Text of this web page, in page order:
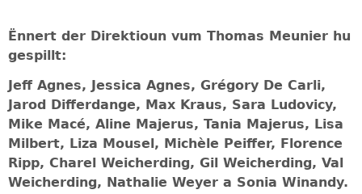
Ënnert der Direktioun vum Thomas Meunier hu
gespillt:
Jeff Agnes, Jessica Agnes, Grégory De Carli,
Jarod Differdange, Max Kraus, Sara Ludovicy,
Mike Macé, Aline Majerus, Tania Majerus, Lisa
Milbert, Liza Mousel, Michèle Peiffer, Florence
Ripp, Charel Weicherding, Gil Weicherding, Val
Weicherding, Nathalie Weyer a Sonia Winandy.